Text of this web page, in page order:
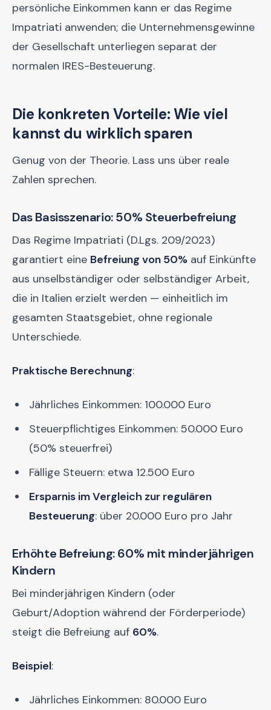
persönliche Einkommen kann er das Regime
Impatriati anwenden; die Unternehmensgewinne
der Gesellschaft unterliegen separat der
normalen IRES-Besteuerung.
Die konkreten Vorteile: Wie viel
kannst du wirklich sparen
Genug von der Theorie. Lass uns über reale
Zahlen sprechen.
Das Basisszenario: 50% Steuerbefreiung
Das Regime Impatriati (D.Lgs. 209/2023)
garantiert eine Befreiung von 50% auf Einkünfte
aus unselbständiger oder selbständiger Arbeit,
die in Italien erzielt werden — einheitlich im
gesamten Staatsgebiet, ohne regionale
Unterschiede.
Praktische Berechnung:
Jährliches Einkommen: 100.000 Euro
Steuerpflichtiges Einkommen: 50.000 Euro
(50% steuerfrei)
Fällige Steuern: etwa 12.500 Euro
Ersparnis im Vergleich zur regulären
Besteuerung: über 20.000 Euro pro Jahr
Erhöhte Befreiung: 60% mit minderjährigen
Kindern
Bei minderjährigen Kindern (oder
Geburt/Adoption während der Förderperiode)
steigt die Befreiung auf 60%.
Beispiel:
Jährliches Einkommen: 80.000 Euro